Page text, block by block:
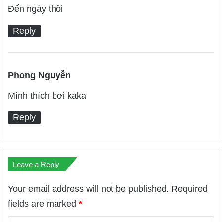
a
:
Đến ngày thôi
Reply
Phong Nguyễn
:
Mình thích bơi kaka
Reply
Leave a Reply
Your email address will not be published. Required
fields are marked *